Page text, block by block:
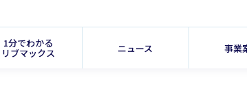
1分でわかる
リブマックス ニュース 事業